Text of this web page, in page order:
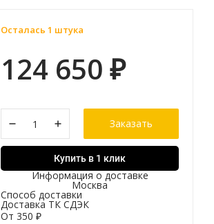
Осталась 1 штука
124 650 ₽
Заказать
Купить в 1 клик
Информация о доставке
Москва
Способ доставки
Доставка ТК СДЭК
От 350 ₽